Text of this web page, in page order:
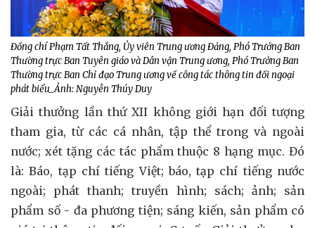
Đồng chí Phạm Tất Thắng, Ủy viên Trung ương Đảng, Phó Trưởng Ban
Thường trực Ban Tuyên giáo và Dân vận Trung ương, Phó Trưởng Ban
Thường trực Ban Chỉ đạo Trung ương về công tác thông tin đối ngoại
phát biểu_Ảnh: Nguyễn Thúy Duy
Giải thưởng lần thứ XII không giới hạn đối tượng
tham gia, từ các cá nhân, tập thể trong và ngoài
nước; xét tặng các tác phẩm thuộc 8 hạng mục. Đó
là: Báo, tạp chí tiếng Việt; báo, tạp chí tiếng nước
ngoài; phát thanh; truyền hình; sách; ảnh; sản
phẩm số - đa phương tiện; sáng kiến, sản phẩm có